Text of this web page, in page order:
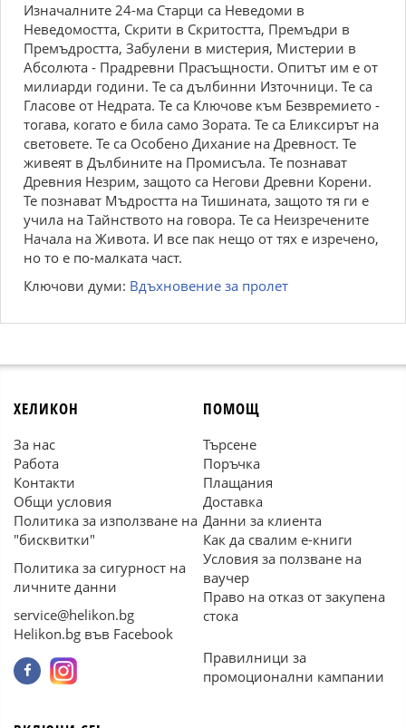
Изначалните 24-ма Старци са Неведоми в
Неведомостта, Скрити в Скритостта, Премъдри в
Премъдростта, Забулени в мистерия, Мистерии в
Абсолюта - Прадревни Прасъщности. Опитът им е от
милиарди години. Те са дълбинни Източници. Те са
Гласове от Недрата. Те са Ключове към Безвремието -
тогава, когато е била само Зората. Те са Еликсирът на
световете. Те са Особено Дихание на Древност. Те
живеят в Дълбините на Промисъла. Те познават
Древния Незрим, защото са Негови Древни Корени.
Те познават Мъдростта на Тишината, защото тя ги е
учила на Тайнството на говора. Те са Неизречените
Начала на Живота. И все пак нещо от тях е изречено,
но то е по-малката част.
Ключови думи: Вдъхновение за пролет
ХЕЛИКОН
За нас
Работа
Контакти
Общи условия
Политика за използване на
"бисквитки"
Политика за сигурност на
личните данни
service@helikon.bg
Helikon.bg във Facebook
ПОМОЩ
Търсене
Поръчка
Плащания
Доставка
Данни за клиента
Как да свалим е-книги
Условия за ползване на
ваучер
Право на отказ от закупена
стока
Правилници за
промоционални кампании